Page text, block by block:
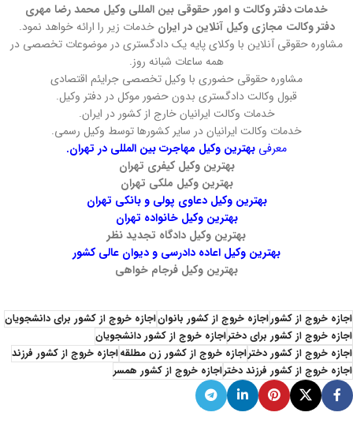
خدمات دفتر وکالت و امور حقوقی بین المللی وکیل محمد رضا مهری
دفتر وکالت مجازی وکیل آنلاین در ایران خدمات زیر را ارائه خواهد نمود.
مشاوره حقوقی آنلاین با وکلای پایه یک دادگستری در موضوعات تخصصی در
همه ساعات شبانه روز.
مشاوره حقوقی حضوری با وکیل تخصصی جرایئم اقتصادی
قبول وکالت دادگستری بدون حضور موکل در دفتر وکیل.
خدمات وکالت ایرانیان خارج از کشور در ایران.
خدمات وکالت ایرانیان در سایر کشورها توسط وکیل رسمی.
معرفی بهترین وکیل مهاجرت بین المللی در تهران.
بهترین وکیل کیفری تهران
بهترین وکیل ملکی تهران
بهترین وکیل دعاوی پولی و بانکی تهران
بهترین وکیل خانواده تهران
بهترین وکیل دادگاه تجدید نظر
بهترین وکیل اعاده دادرسی و دیوان عالی کشور
بهترین وکیل فرجام خواهی
اجازه خروج از کشوراجازه خروج از کشور بانواناجازه خروج از کشور برای دانشجویان
اجازه خروج از کشور برای دختراجازه خروج از کشور دانشجویان
اجازه خروج از کشور دختراجازه خروج از کشور زن مطلقهاجازه خروج از کشور فرزند
اجازه خروج از کشور فرزند دختراجازه خروج از کشور همسر